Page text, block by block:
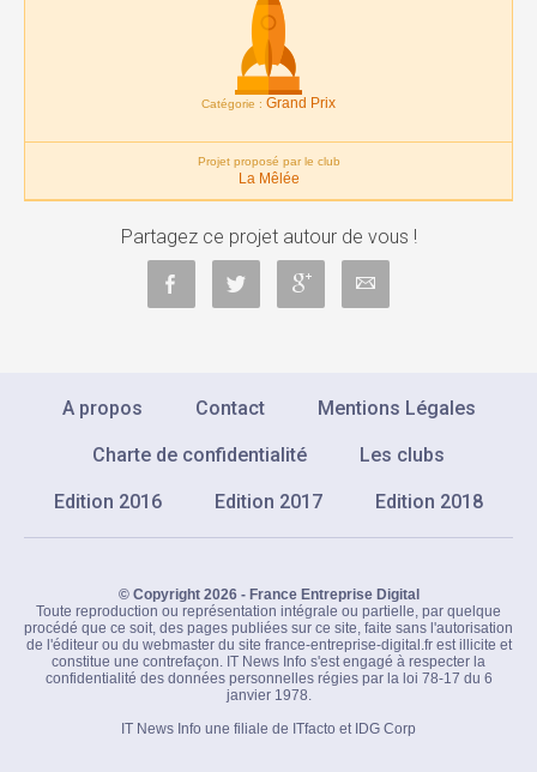
Catégorie : Grand Prix
Projet proposé par le club
La Mêlée
Partagez ce projet autour de vous !
A propos Contact Mentions Légales
Charte de confidentialité Les clubs
Edition 2016 Edition 2017 Edition 2018
© Copyright 2026 - France Entreprise Digital
Toute reproduction ou représentation intégrale ou partielle, par quelque
procédé que ce soit, des pages publiées sur ce site, faite sans l'autorisation
de l'éditeur ou du webmaster du site france-entreprise-digital.fr est illicite et
constitue une contrefaçon. IT News Info s'est engagé à respecter la
confidentialité des données personnelles régies par la loi 78-17 du 6
janvier 1978.
IT News Info une filiale de ITfacto et IDG Corp